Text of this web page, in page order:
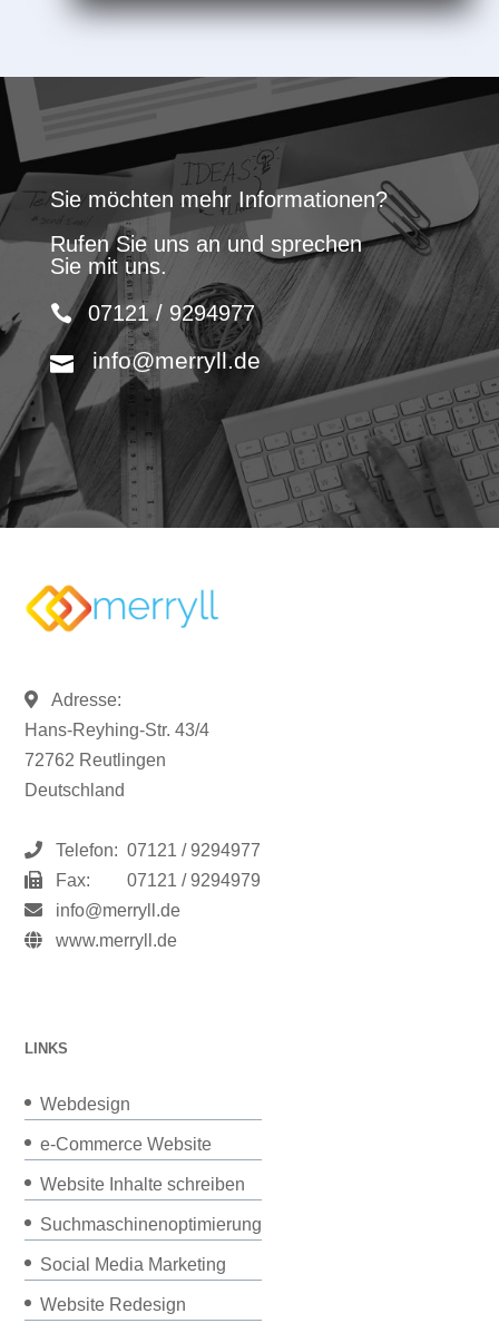
Sie möchten mehr Informationen?
Rufen Sie uns an und sprechen
Sie mit uns.
07121 / 9294977
info@merryll.de
Adresse:
Hans-Reyhing-Str. 43/4
72762 Reutlingen
Deutschland
Telefon: 07121 / 9294977
Fax:
07121 / 9294979
info@merryll.de
www.merryll.de
LINKS
Webdesign
e-Commerce Website
Website Inhalte schreiben
Suchmaschinenoptimierung
Social Media Marketing
Website Redesign